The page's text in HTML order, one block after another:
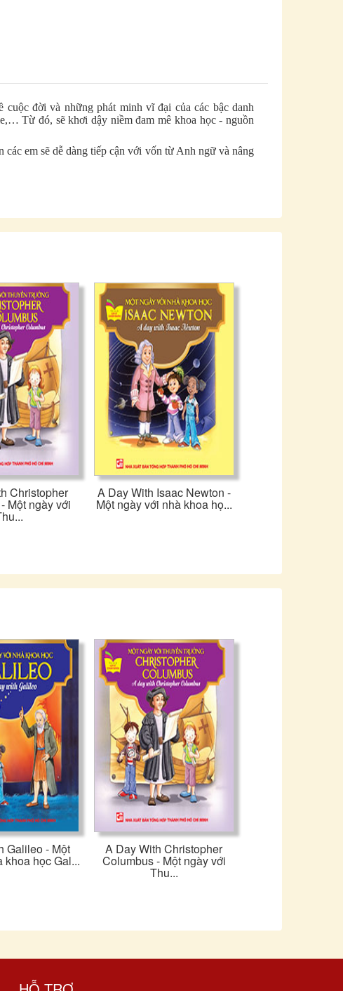
đời và những phát minh vĩ đại của các bậc danh
Từ đó, sẽ khơi dậy niềm đam mê khoa học - nguồn
em sẽ dễ dàng tiếp cận với vốn từ Anh ngữ và nâng
Christopher
Một ngày với
A Day With Isaac Newton -
Một ngày với nhà khoa họ...
Galileo - Một
khoa học Gal...
A Day With Christopher
Columbus - Một ngày với
Thu...